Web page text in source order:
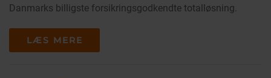
Danmarks billigste forsikringsgodkendte totalløsning.
LÆS MERE